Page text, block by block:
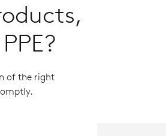
of the right